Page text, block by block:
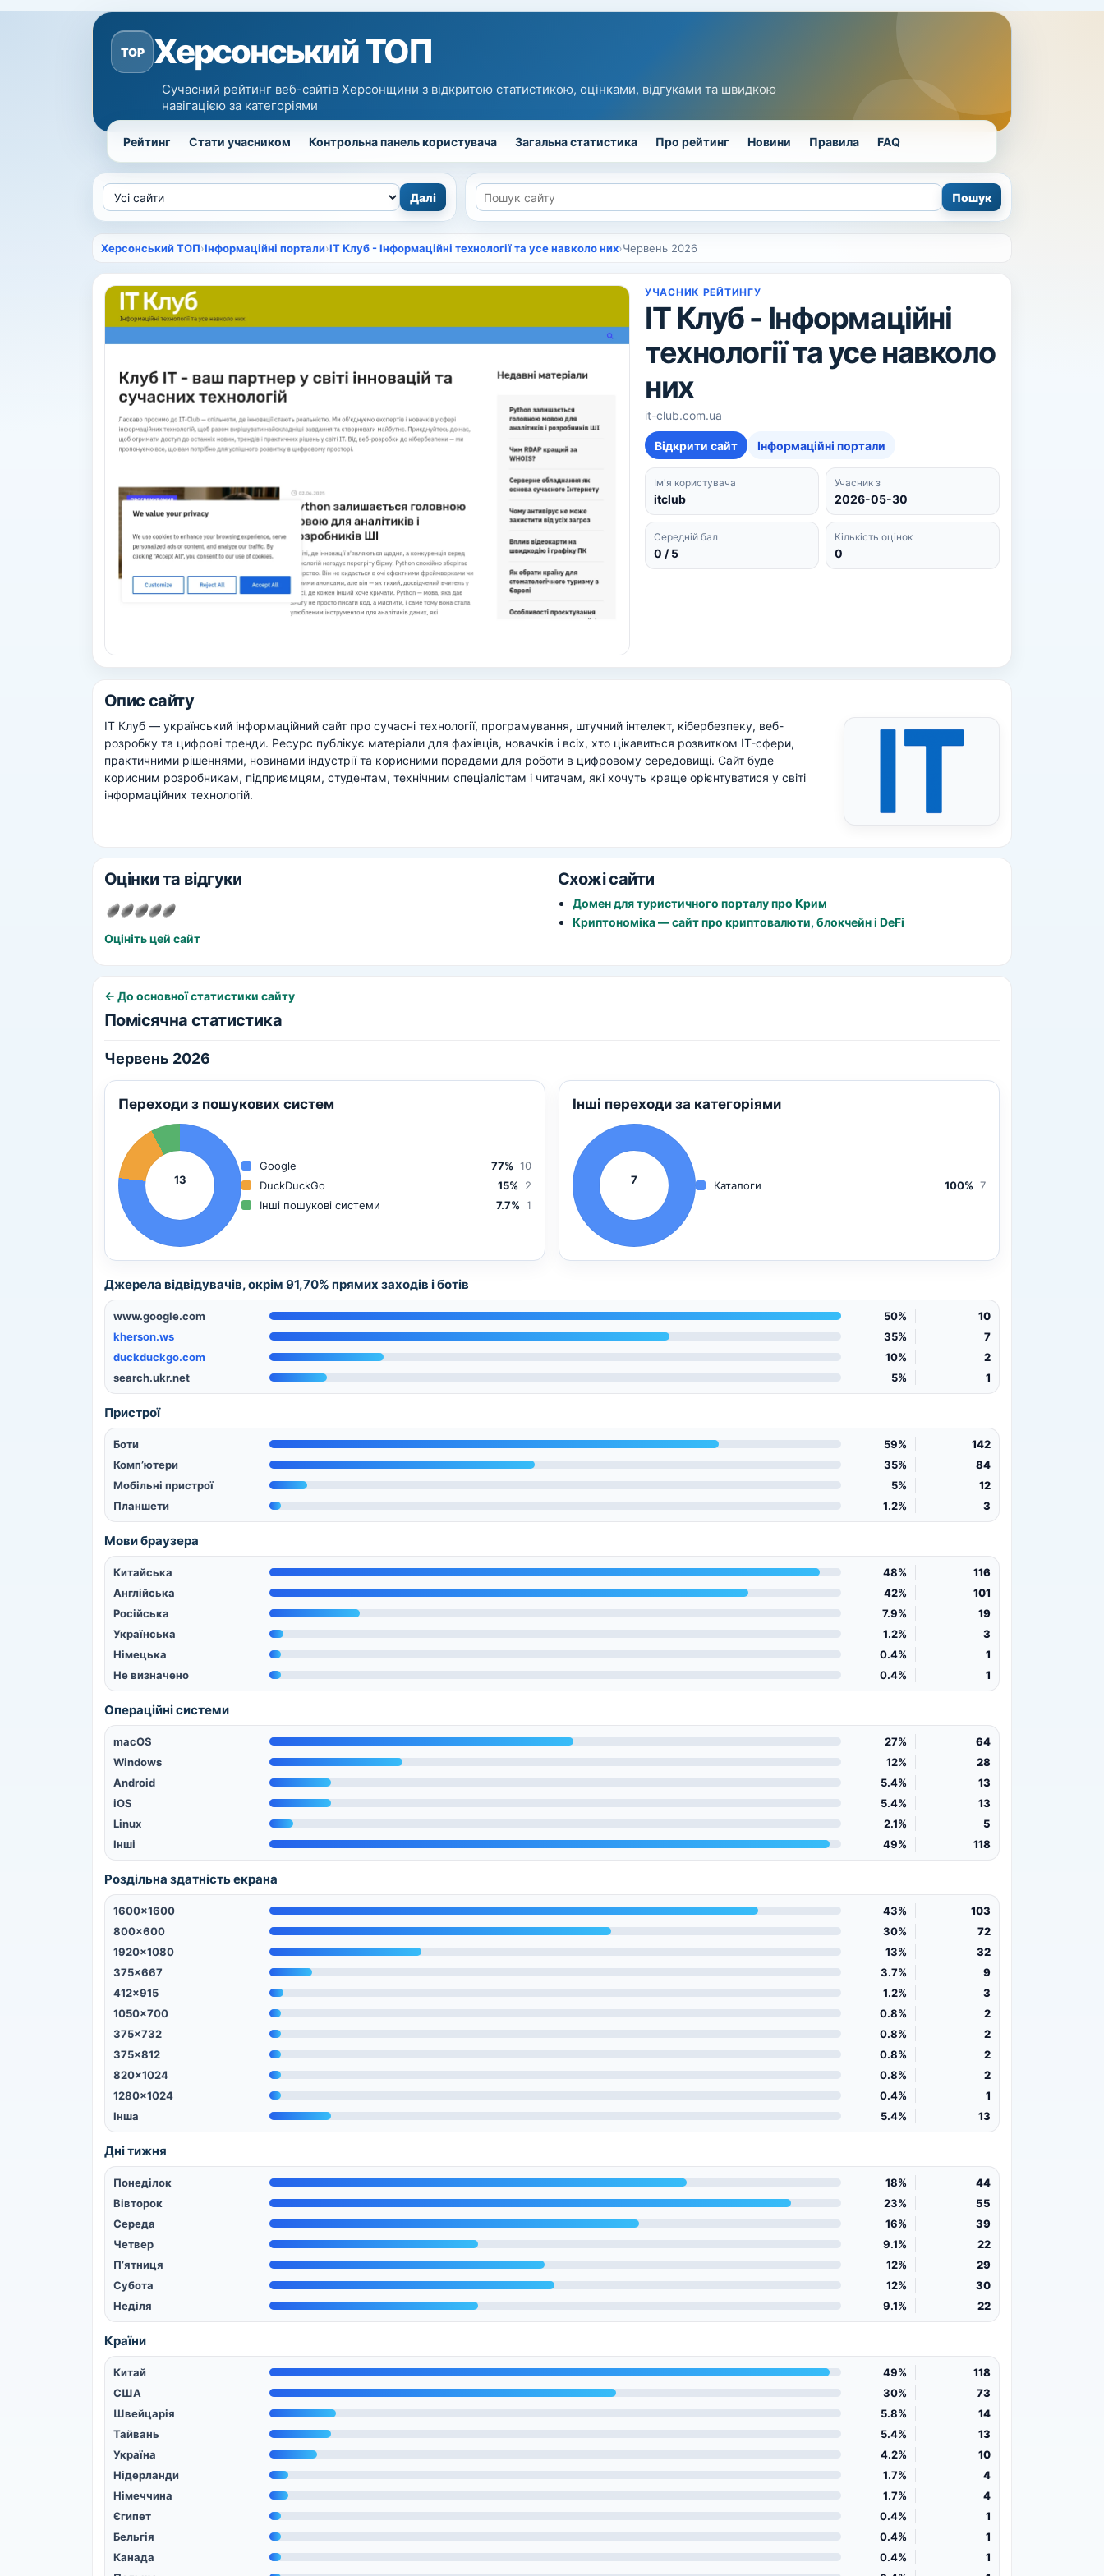
TOP Херсонський ТОП
Сучасний рейтинг веб-сайтів Херсонщини з відкритою статистикою, оцінками, відгуками та швидкою
навігацією за категоріями
Рейтинг Стати учасником Контрольна панель користувача Загальна статистика Про рейтинг Новини Правила FAQ
Херсонський ТОП›Інформаційні портали›IT Клуб - Інформаційні технології та усе навколо них›Червень 2026
УЧАСНИК РЕЙТИНГУ
IT Клуб - Інформаційні
технології та усе навколо
них
it-club.com.ua
Відкрити сайт Інформаційні портали
Ім'я користувача
itclub
Учасник з
2026-05-30
Середній бал
0 / 5
Кількість оцінок
0
Опис сайту
IT Клуб — український інформаційний сайт про сучасні технології, програмування, штучний інтелект, кібербезпеку, веб-
розробку та цифрові тренди. Ресурс публікує матеріали для фахівців, новачків і всіх, хто цікавиться розвитком IT-сфери,
практичними рішеннями, новинами індустрії та корисними порадами для роботи в цифровому середовищі. Сайт буде
корисним розробникам, підприємцям, студентам, технічним спеціалістам і читачам, які хочуть краще орієнтуватися у світі
інформаційних технологій.
Оцінки та відгуки
Оцініть цей сайт
Схожі сайти
Домен для туристичного порталу про Крим
Криптономіка — сайт про криптовалюти, блокчейн і DeFi
← До основної статистики сайту
Помісячна статистика
Червень 2026
Переходи з пошукових систем
13
Google 77% 10
DuckDuckGo
15%
2
Інші пошукові системи
7.7% 1
Інші переходи за категоріями
7 Каталоги 100% 7
Джерела відвідувачів, окрім 91,70% прямих заходів і ботів
www.google.com 50%
10
kherson.ws
35%
7
duckduckgo.com
10%
2
search.ukr.net
5% 1
Пристрої
Боти 59%
142
Комп’ютери
35%
84
Мобільні пристрої
5%
12
Планшети
1.2% 3
Мови браузера
Китайська 48%
116
Англійська
42%
101
Російська
7.9%
19
Українська
1.2%
3
Німецька
0.4%
1
Не визначено
0.4% 1
Операційні системи
macOS 27%
64
Windows
12%
28
Android
5.4%
13
iOS
5.4%
13
Linux
2.1%
5
Інші
49% 118
Роздільна здатність екрана
1600x1600 43%
103
800x600
30%
72
1920x1080
13%
32
375x667
3.7%
9
412x915
1.2%
3
1050x700
0.8%
2
375x732
0.8%
2
375x812
0.8%
2
820x1024
0.8%
2
1280x1024
0.4%
1
Інша
5.4% 13
Дні тижня
Понеділок 18%
44
Вівторок
23%
55
Середа
16%
39
Четвер
9.1%
22
П’ятниця
12%
29
Субота
12%
30
Неділя
9.1% 22
Країни
Китай 49%
118
США
30%
73
Швейцарія
5.8%
14
Тайвань
5.4%
13
Україна
4.2%
10
Нідерланди
1.7%
4
Німеччина
1.7%
4
Єгипет
0.4%
1
Бельгія
0.4%
1
Канада
0.4%
1